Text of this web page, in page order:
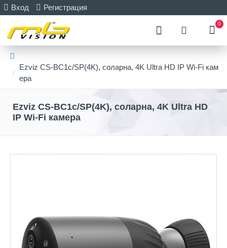
Вход Регистрация
0
Ezviz CS-BC1c/SP(4K), соларна, 4K Ultra HD IP Wi-Fi кам
ера
Ezviz CS-BC1c/SP(4K), соларна, 4K Ultra HD
IP Wi-Fi камера